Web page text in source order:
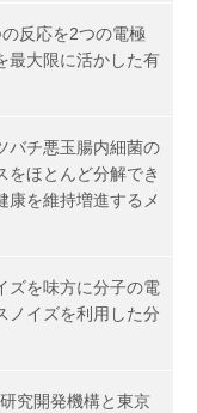
反応を2つの電極
最大限に活かした有
バチ悪玉腸内細菌の
をほとんど分解でき
康を維持増進するメ
ズを味方に分子の電
ノイズを利用した分
究開発機構と東京